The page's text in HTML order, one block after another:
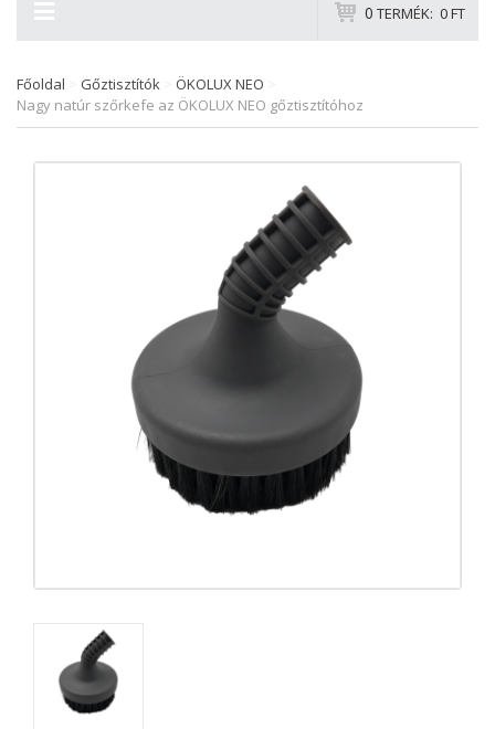
0 TERMÉK: 0 FT
Főoldal Gőztisztítók ÖKOLUX NEO
Nagy natúr szőrkefe az ÖKOLUX NEO gőztisztítóhoz